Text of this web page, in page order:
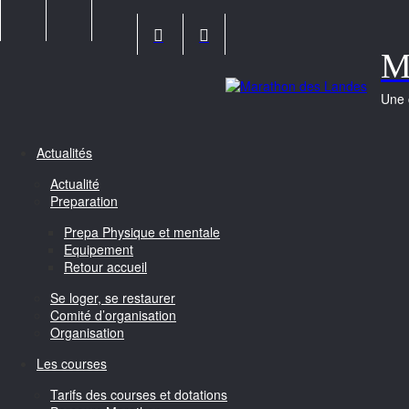
content
Une
Actualités
Actualité
Preparation
Prepa Physique et mentale
Equipement
Retour accueil
Se loger, se restaurer
Comité d’organisation
Organisation
Les courses
Tarifs des courses et dotations